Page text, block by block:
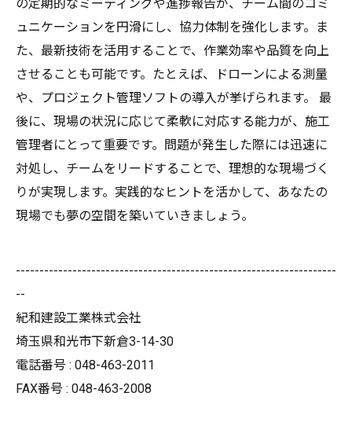
の定期的なミーティングや進捗報告が、チーム間のコミ
ュニケーションを円滑にし、協力体制を強化します。ま
た、最新技術を活用することで、作業効率や品質を向上
させることも可能です。たとえば、ドローンによる測量
や、プロジェクト管理ソフトの導入が挙げられます。 最
後に、現場の状況に応じて柔軟に対応する能力が、施工
管理者にとって重要です。問題が発生した際には迅速に
対処し、チームをリードすることで、理想的な現場づく
りが実現します。実践的なヒントを活かして、あなたの
現場でも夢の空間を築いていきましょう。
--------------------------------------------------------------------
--
紀和建設工業株式会社
埼玉県和光市下新倉3-14-30
電話番号 : 048-463-2011
FAX番号 : 048-463-2008